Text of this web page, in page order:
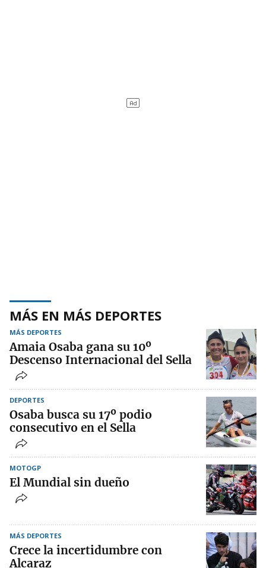
MÁS EN MÁS DEPORTES
MÁS DEPORTES
Amaia Osaba gana su 10º
Descenso Internacional del Sella
DEPORTES
Osaba busca su 17º podio
consecutivo en el Sella
MOTOGP
El Mundial sin dueño
MÁS DEPORTES
Crece la incertidumbre con
Alcaraz